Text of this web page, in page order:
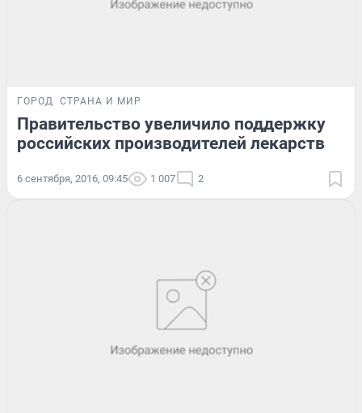
ГОРОД СТРАНА И МИР
Правительство увеличило поддержку
российских производителей лекарств
6 сентября, 2016, 09:45 1 007 2